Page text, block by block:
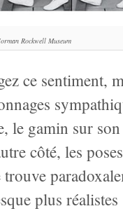
Rockwell Museum
ce sentiment,
le gamin sur
côté, les
plus